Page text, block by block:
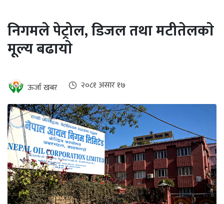
खबर
हरित
इभी
सम्पादकीय
बैंक
पर्यटन
भिडियो
छापा
निगमले पेट्रोल, डिजल तथा मटीतेलकाे
मूल्य बढायाे
ऊर्जा खबर २०८१ असार १७